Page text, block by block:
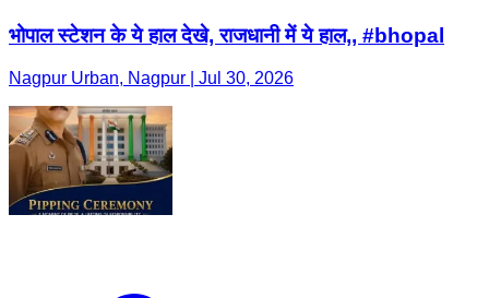
भोपाल स्टेशन के ये हाल देखे, राजधानी में ये हाल,, #bhopal
Nagpur Urban, Nagpur | Jul 30, 2026